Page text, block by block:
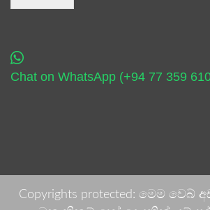
Chat on WhatsApp (+94 77 359
Copyrights protected: මෙම